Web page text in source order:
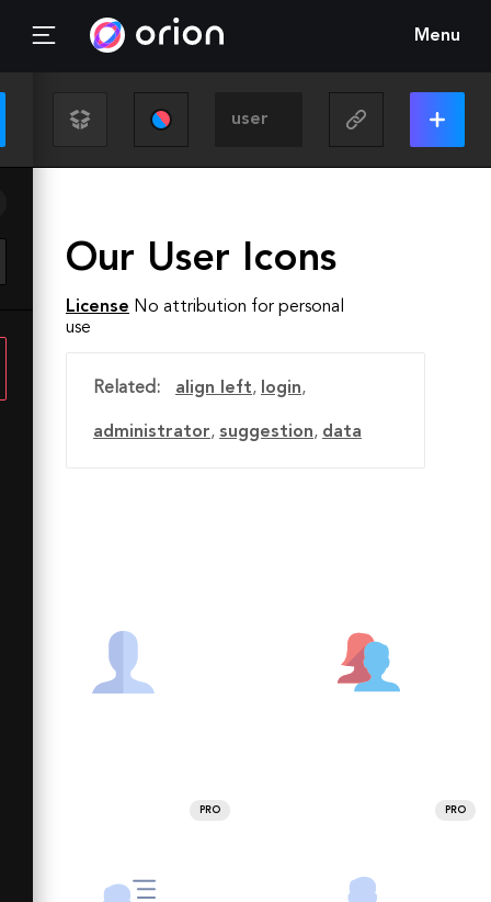
Menu
Our User Icons
License No attribution for personal
use
Related: align left, login,
administrator, suggestion, data
PRO PRO